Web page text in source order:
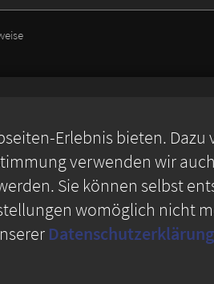
Erlebnis bieten.
verwenden wir
Sie können selbst
womöglich nicht
Datenschutzerklärung